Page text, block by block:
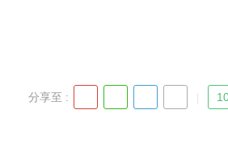
分享至 :